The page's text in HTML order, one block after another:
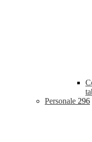
Personale 296